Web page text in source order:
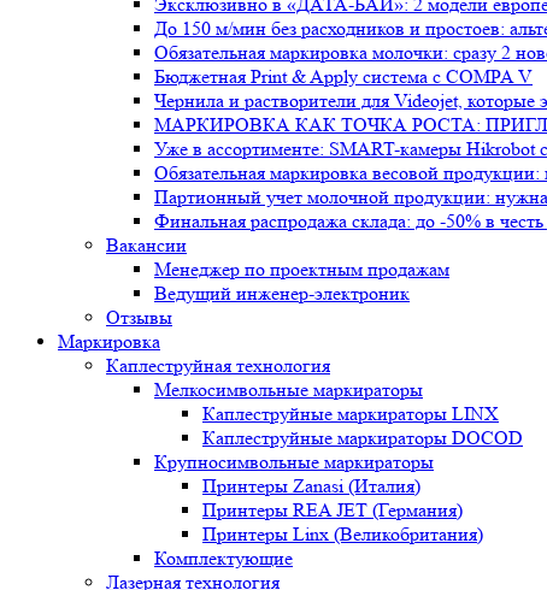
До 150 м/мин без расходников и простоев:
Обязательная маркировка молочки: сразу 2
Бюджетная Print & Apply система с COMPA V
Чернила и растворители для Videojet, которые
МАРКИРОВКА КАК ТОЧКА РОСТА:
Уже в ассортименте: SMART-камеры Hikrobot
Обязательная маркировка весовой
Партионный учет молочной продукции: нужна
Финальная распродажа склада: до -50% в
Вакансии
Менеджер по проектным продажам
Ведущий инженер-электроник
Отзывы
Маркировка
Каплеструйная технология
Мелкосимвольные маркираторы
Каплеструйные маркираторы LINX
Каплеструйные маркираторы DOCOD
Крупносимвольные маркираторы
Принтеры Zanasi (Италия)
Принтеры REA JET (Германия)
Принтеры Linx (Великобритания)
Комплектующие
Лазерная технология